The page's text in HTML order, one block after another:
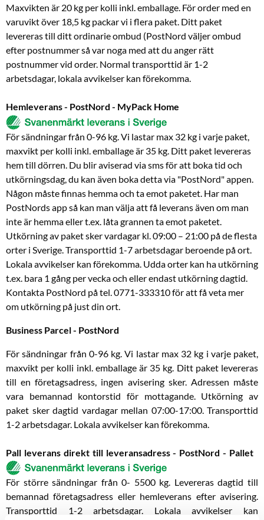
Maxvikten är 20 kg per kolli inkl. emballage. För order med en
varuvikt över 18,5 kg packar vi i flera paket. Ditt paket
levereras till ditt ordinarie ombud (PostNord väljer ombud
efter postnummer så var noga med att du anger rätt
postnummer vid order. Normal transporttid är 1-2
arbetsdagar, lokala avvikelser kan förekomma.
Hemleverans - PostNord - MyPack Home
För sändningar från 0-96 kg. Vi lastar max 32 kg i varje paket,
maxvikt per kolli inkl. emballage är 35 kg. Ditt paket levereras
hem till dörren. Du blir aviserad via sms för att boka tid och
utkörningsdag, du kan även boka detta via "PostNord" appen.
Någon måste finnas hemma och ta emot paketet. Har man
PostNords app så kan man välja att få leverans även om man
inte är hemma eller t.ex. låta grannen ta emot paketet.
Utkörning av paket sker vardagar kl. 09:00 – 21:00 på de flesta
orter i Sverige. Transporttid 1-7 arbetsdagar beroende på ort.
Lokala avvikelser kan förekomma. Udda orter kan ha utkörning
t.ex. bara 1 gång per vecka och eller endast utkörning dagtid.
Kontakta PostNord på tel. 0771-333310 för att få veta mer
om utkörning på just din ort.
Business Parcel - PostNord
För sändningar från 0-96 kg. Vi lastar max 32 kg i varje paket,
maxvikt per kolli inkl. emballage är 35 kg. Ditt paket levereras
till en företagsadress, ingen avisering sker. Adressen måste
vara bemannad kontorstid för mottagande. Utkörning av
paket sker dagtid vardagar mellan 07:00-17:00. Transporttid
1-2 arbetsdagar. Lokala avvikelser kan förekomma.
Pall leverans direkt till leveransadress - PostNord - Pallet
För större sändningar från 0- 5500 kg. Levereras dagtid till
bemannad företagsadress eller hemleverans efter avisering.
Transporttid 1-2 arbetsdagar. Lokala avvikelser kan